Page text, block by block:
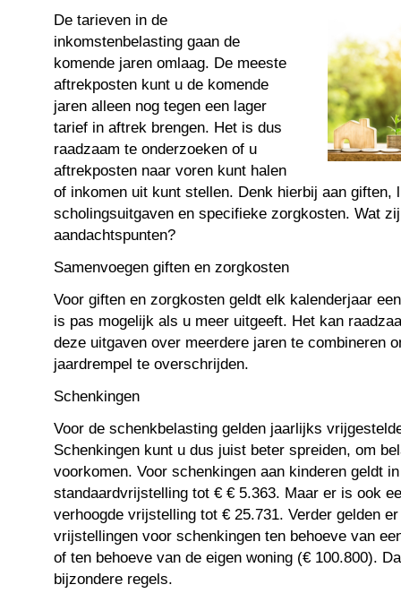
De tarieven in de
inkomstenbelasting gaan de
komende jaren omlaag. De meeste
aftrekposten kunt u de komende
jaren alleen nog tegen een lager
tarief in aftrek brengen. Het is dus
raadzaam te onderzoeken of u
aftrekposten naar voren kunt halen
of inkomen uit kunt stellen. Denk hierbij aan giften,
scholingsuitgaven en specifieke zorgkosten. Wat
aandachtspunten?
Samenvoegen giften en zorgkosten
Voor giften en zorgkosten geldt elk kalenderjaar
is pas mogelijk als u meer uitgeeft. Het kan
deze uitgaven over meerdere jaren te combineren
jaardrempel te overschrijden.
Schenkingen
Voor de schenkbelasting gelden jaarlijks
Schenkingen kunt u dus juist beter spreiden, om
voorkomen. Voor schenkingen aan kinderen geldt
standaardvrijstelling tot € € 5.363. Maar er is ook
verhoogde vrijstelling tot € 25.731. Verder gelden
vrijstellingen voor schenkingen ten behoeve van
of ten behoeve van de eigen woning (€ 100.800).
bijzondere regels.